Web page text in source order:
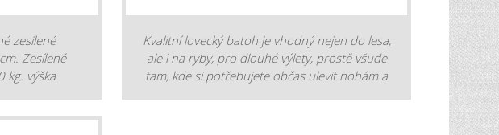
zesílené
Zesílené
kg. výška
Kvalitní lovecký batoh je vhodný nejen do lesa,
ale i na ryby, pro dlouhé výlety, prostě všude
tam, kde si potřebujete občas ulevit nohám a